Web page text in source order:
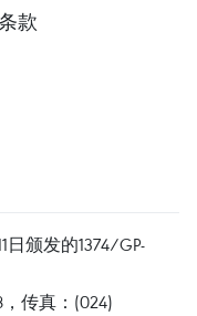
款
颁发的1374/GP-
，传真：(024)